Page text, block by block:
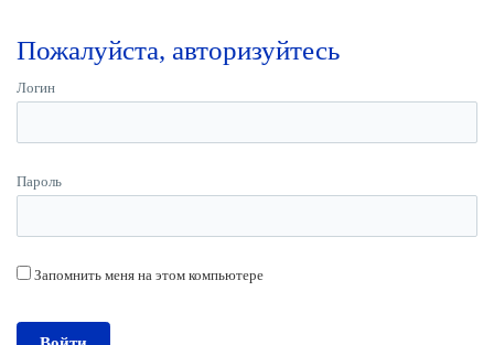
Пожалуйста, авторизуйтесь
Логин
Пароль
Запомнить меня на этом компьютере